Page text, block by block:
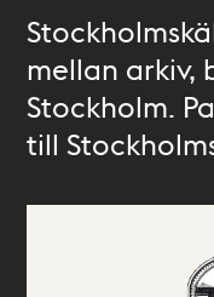
mellan arkiv,
Stockholm.
till